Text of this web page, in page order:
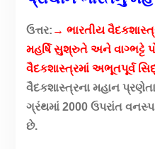
ઉત્તર: → ભારતીય
મહર્ષિ સુશ્રુતે અને વાગ્ભટ્ટે
વૈદકશાસ્ત્રમાં અભૂતપૂર્વ
વૈદકશાસ્ત્રના મહાન
ગ્રંથમાં 2000 ઉપરાંત
છે.